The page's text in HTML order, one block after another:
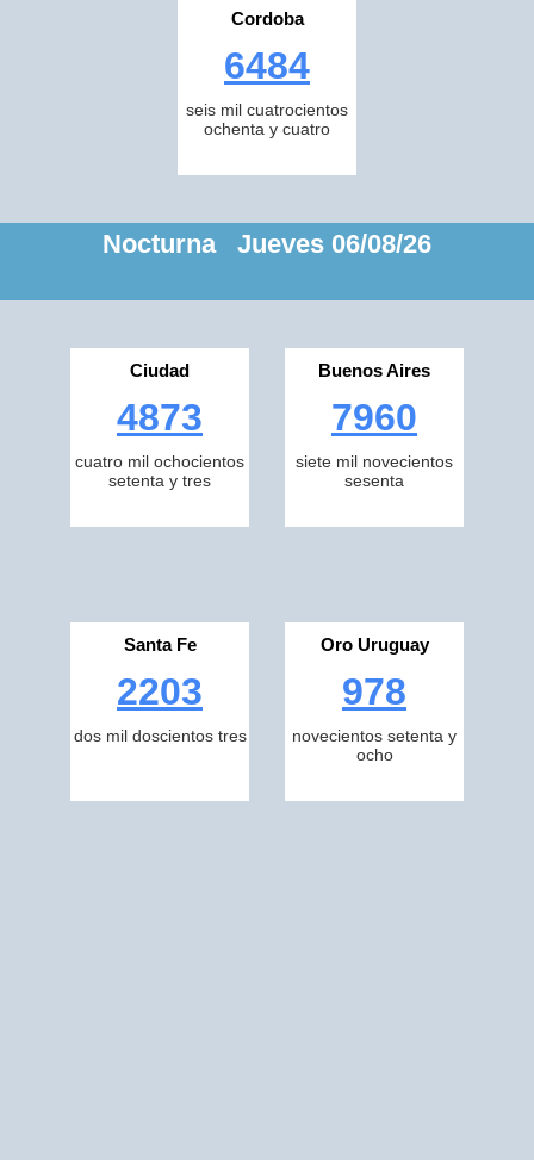
Cordoba
6484
seis mil cuatrocientos
ochenta y cuatro
Nocturna Jueves 06/08/26
Ciudad
4873
cuatro mil ochocientos
setenta y tres
Buenos Aires
7960
siete mil novecientos
sesenta
Santa Fe
2203
dos mil doscientos tres
Oro Uruguay
978
novecientos setenta y
ocho